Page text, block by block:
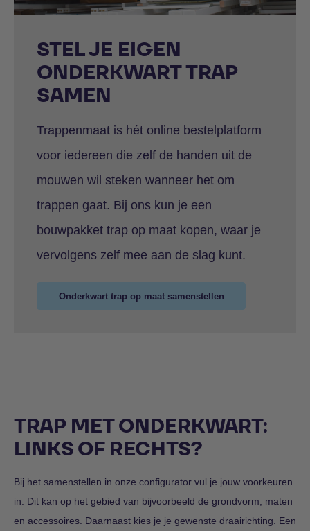
STEL JE EIGEN
ONDERKWART TRAP
SAMEN
Trappenmaat is hét online bestelplatform
voor iedereen die zelf de handen uit de
mouwen wil steken wanneer het om
trappen gaat. Bij ons kun je een
bouwpakket trap op maat kopen, waar je
vervolgens zelf mee aan de slag kunt.
Onderkwart trap op maat samenstellen
TRAP MET ONDERKWART:
LINKS OF RECHTS?
Bij het samenstellen in onze configurator vul je jouw voorkeuren
in. Dit kan op het gebied van bijvoorbeeld de grondvorm, maten
en accessoires. Daarnaast kies je je gewenste draairichting. Een